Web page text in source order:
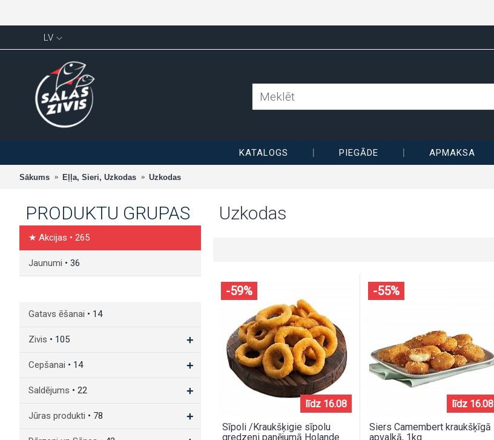
LV
KATALOGS PIEGĀDE APMAKSA
Sākums Eļļa, Sieri, Uzkodas Uzkodas
PRODUKTU GRUPAS
★ Akcijas • 265
Jaunumi • 36
Gatavs ēšanai • 14
Zivis • 105 +
Cepšanai • 14 +
Saldējums • 22 +
Jūras produkti • 78 +
Uzkodas
līdz 16.08
-59%
Sīpoli /Kraukšķigie sīpolu
gredzeni panējumā Holande
līdz 16.08
-55%
Siers Camembert kraukšķīgā
apvalkā, 1kg